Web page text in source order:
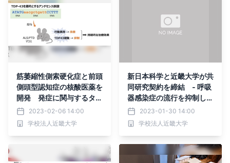
筋萎縮性側索硬化症と前頭
側頭型認知症の核酸医薬を
開発 発症に関与するタン
パク質の異常凝集を抑制
し、治療効果を発揮
2023-02-06 14:00
学校法人近畿大学
新日本科学と近畿大学が共
同研究契約を締結 ‐ 呼吸
器感染症の流行を抑制しう
る新規経鼻ワクチン技術の
研究開発を開始 ‐
2023-01-30 14:00
学校法人近畿大学